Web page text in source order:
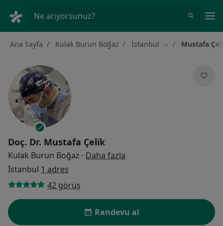
Ne arıyorsunuz?
Ana Sayfa Kulak Burun Boğaz İstanbul Şehir değiştir
Mustafa
Doç. Dr. Mustafa Çelik
Kulak Burun Boğaz · Daha fazla
İstanbul 1 adres
42 görüş
Randevu al